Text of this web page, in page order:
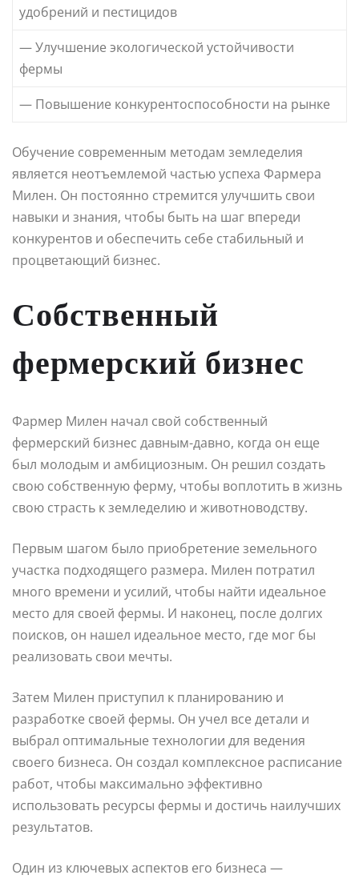
удобрений и пестицидов
— Улучшение экологической устойчивости
фермы
— Повышение конкурентоспособности на рынке
Обучение современным методам земледелия
является неотъемлемой частью успеха Фармера
Милен. Он постоянно стремится улучшить свои
навыки и знания, чтобы быть на шаг впереди
конкурентов и обеспечить себе стабильный и
процветающий бизнес.
Собственный
фермерский бизнес
Фармер Милен начал свой собственный
фермерский бизнес давным-давно, когда он еще
был молодым и амбициозным. Он решил создать
свою собственную ферму, чтобы воплотить в жизнь
свою страсть к земледелию и животноводству.
Первым шагом было приобретение земельного
участка подходящего размера. Милен потратил
много времени и усилий, чтобы найти идеальное
место для своей фермы. И наконец, после долгих
поисков, он нашел идеальное место, где мог бы
реализовать свои мечты.
Затем Милен приступил к планированию и
разработке своей фермы. Он учел все детали и
выбрал оптимальные технологии для ведения
своего бизнеса. Он создал комплексное расписание
работ, чтобы максимально эффективно
использовать ресурсы фермы и достичь наилучших
результатов.
Один из ключевых аспектов его бизнеса —